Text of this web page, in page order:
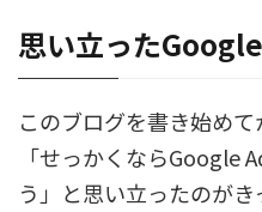
思い立った
このブログを書き始めて
「せっかくならGoogle
う」と思い立ったのがき